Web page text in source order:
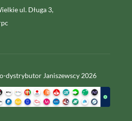
ul. Długa 3,
dystrybutor Janiszewscy 2026